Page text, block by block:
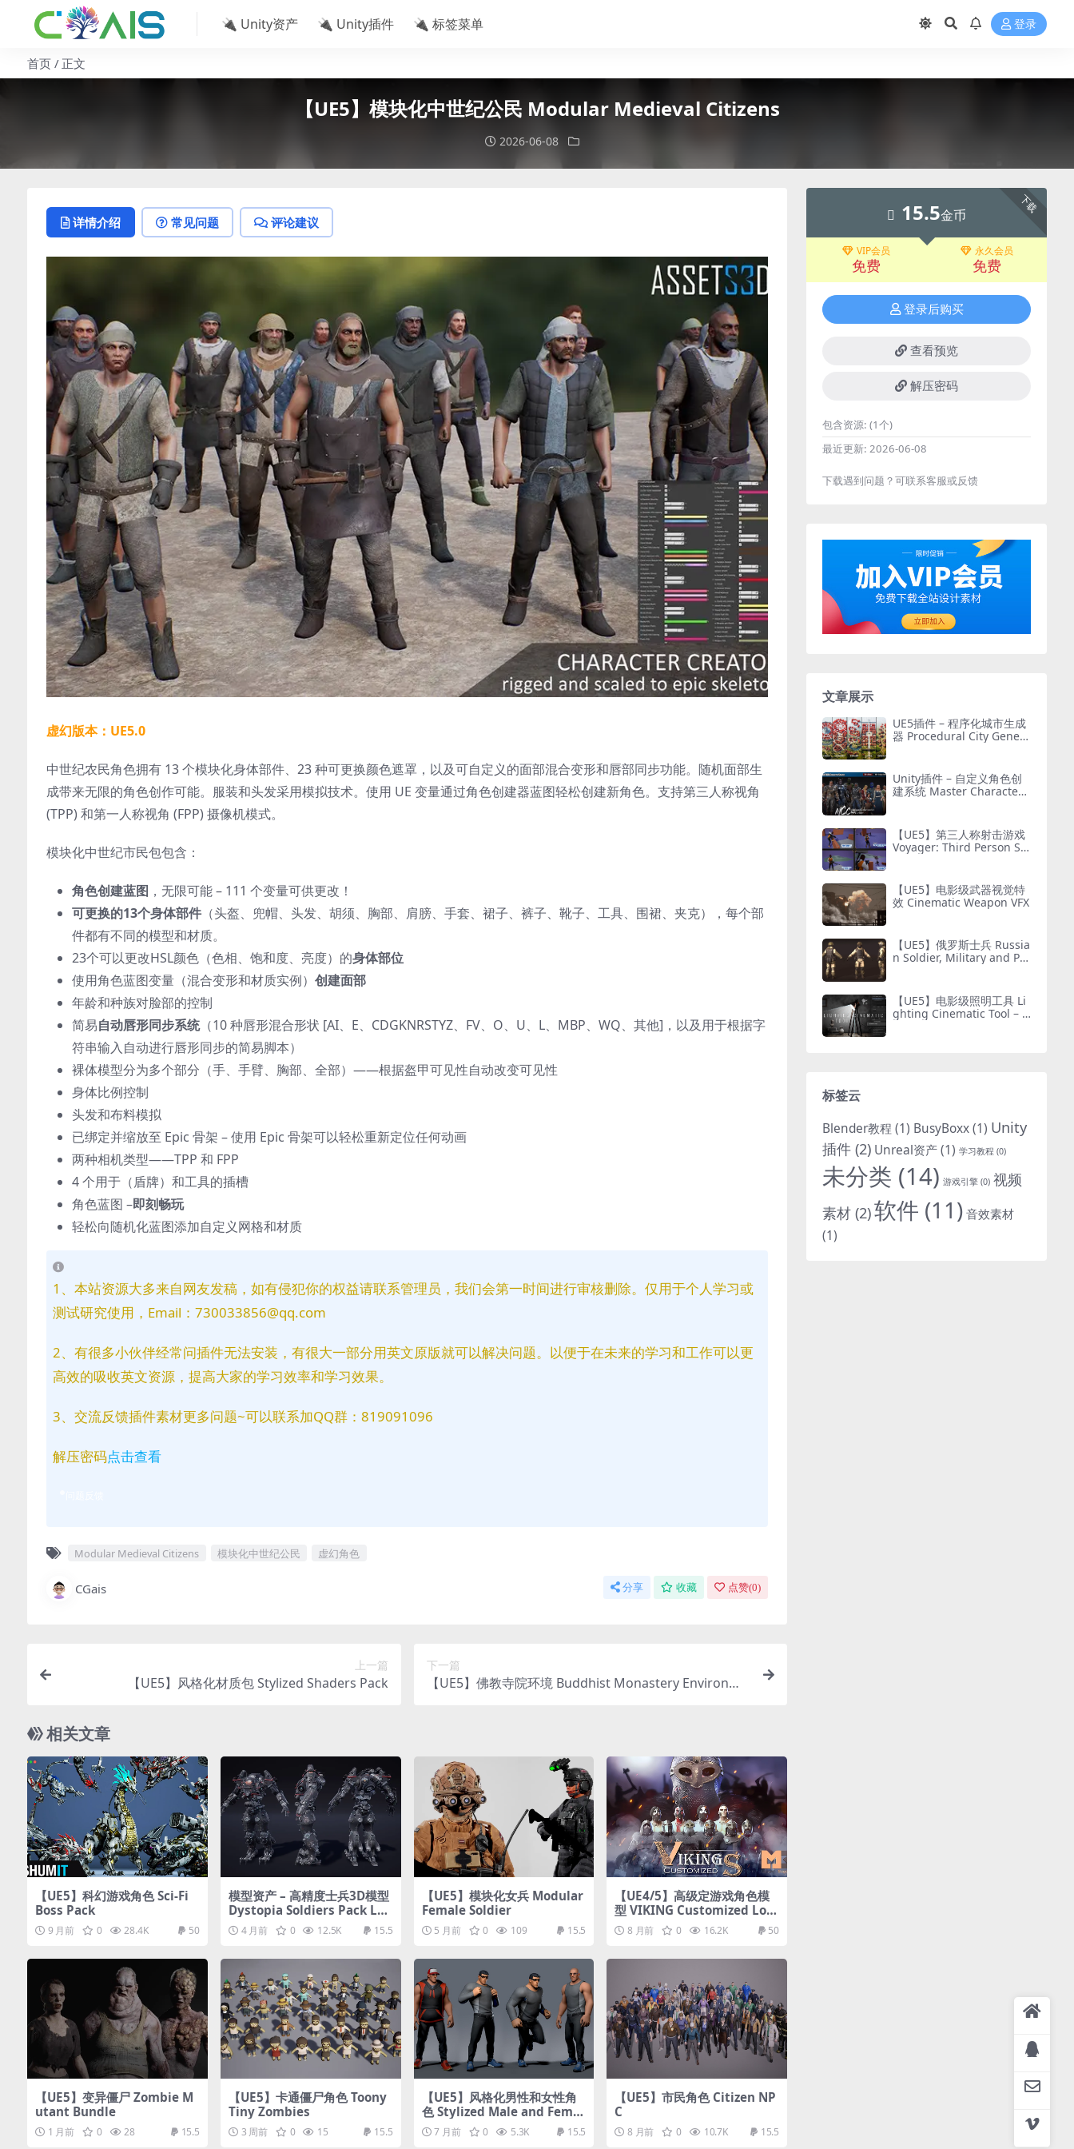
🔌 Unity资产 🔌 Unity插件 🔌 标签菜单 登录
首页 正文
【UE5】模块化中世纪公民 Modular Medieval Citizens
2026-06-08
详情介绍 常见问题 评论建议
虚幻版本：UE5.0
中世纪农民角色拥有 13 个模块化身体部件、23 种可更换颜色遮罩，以及可自定义的面部混合变形和唇部同步功能。随机面部生
成带来无限的角色创作可能。服装和头发采用模拟技术。使用 UE 变量通过角色创建器蓝图轻松创建新角色。支持第三人称视角
(TPP) 和第一人称视角 (FPP) 摄像机模式。
模块化中世纪市民包包含：
角色创建蓝图 ，无限可能 – 111 个变量可供更改！
可更换的13个身体部件 （头盔、兜帽、头发、胡须、胸部、肩膀、手套、裙子、裤子、靴子、工具、围裙、夹克），每个部
件都有不同的模型和材质。
23个可以更改HSL颜色（色相、饱和度、亮度）的身体部位
使用角色蓝图变量（混合变形和材质实例） 创建面部
年龄和种族对脸部的控制
简易自动唇形同步系统（10 种唇形混合形状 [AI、E、CDGKNRSTYZ、FV、O、U、L、MBP、WQ、其他]，以及用于根据字
符串输入自动进行唇形同步的简易脚本）
裸体模型分为多个部分（手、手臂、胸部、全部）——根据盔甲可见性自动改变可见性
身体比例控制
头发和布料模拟
已绑定并缩放至 Epic 骨架 – 使用 Epic 骨架可以轻松重新定位任何动画
两种相机类型——TPP 和 FPP
4 个用于（盾牌）和工具的插槽
角色蓝图 –即刻畅玩
轻松向随机化蓝图添加自定义网格和材质
1、本站资源大多来自网友发稿，如有侵犯你的权益请联系管理员，我们会第一时间进行审核删除。仅用于个人学习或
测试研究使用，Email：730033856@qq.com
2、有很多小伙伴经常问插件无法安装，有很大一部分用英文原版就可以解决问题。以便于在未来的学习和工作可以更
高效的吸收英文资源，提高大家的学习效率和学习效果。
3、交流反馈插件素材更多问题~可以联系加QQ群：819091096
解压密码点击查看
Modular Medieval Citizens 模块化中世纪公民 虚幻角色
CGais 分享 收藏 点赞(0)
上一篇
【UE5】风格化材质包 Stylized Shaders Pack
下一篇
【UE5】佛教寺院环境 Buddhist Monastery Environme
相关文章
【UE5】科幻游戏角色 Sci-Fi
Boss Pack
9 月前 0 28.4K 50
模型资产 – 高精度士兵3D模型
Dystopia Soldiers Pack Lo
w-poly 3D model
4 月前 0 12.5K 15.5
【UE5】模块化女兵 Modular
Female Soldier
5 月前 0 109 15.5
【UE4/5】高级定游戏角色模
型 VIKING Customized Low
-poly 3D model
8 月前 0 16.2K 50
【UE5】变异僵尸 Zombie M
utant Bundle
1 月前 0 28 15.5
【UE5】卡通僵尸角色 Toony
Tiny Zombies
3 周前 0 15 15.5
【UE5】风格化男性和女性角
色 Stylized Male and Femal
e characters (assets only)
7 月前 0 5.3K 15.5
【UE5】市民角色 Citizen NP
C
8 月前 0 10.7K 15.5
下载
15.5金币
VIP会员
免费
永久会员
免费
登录后购买
查看预览
解压密码
包含资源: (1个)
最近更新: 2026-06-08
下载遇到问题？可联系客服或反馈
文章展示
UE5插件 – 程序化城市生成
器 Procedural City Genera
Unity插件 – 自定义角色创
建系统 Master Character
【UE5】第三人称射击游戏
Voyager: Third Person Sh
【UE5】电影级武器视觉特
效 Cinematic Weapon VFX
【UE5】俄罗斯士兵 Russia
n Soldier, Military and Pol
【UE5】电影级照明工具 Li
ghting Cinematic Tool – U
标签云
Blender教程 (1) BusyBoxx(1) Unity
插件 (2) Unreal资产(1) 学习教程 (0)
未分类 (14) 游戏引擎 (0) 视频
素材 (2)软件 (11)音效素材
(1)